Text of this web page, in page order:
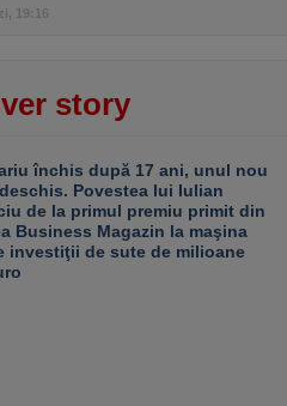
19:16
story
închis după 17 ani, unul nou
Povestea lui Iulian
de la primul premiu primit din
Business Magazin la maşina
investiţii de sute de milioane